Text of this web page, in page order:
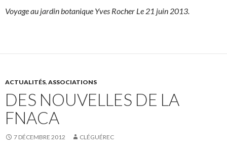
Voyage au jardin botanique Yves Rocher Le 21 juin 2013.
ACTUALITÉS, ASSOCIATIONS
DES NOUVELLES DE LA
FNACA
7 DÉCEMBRE 2012 CLÉGUÉREC